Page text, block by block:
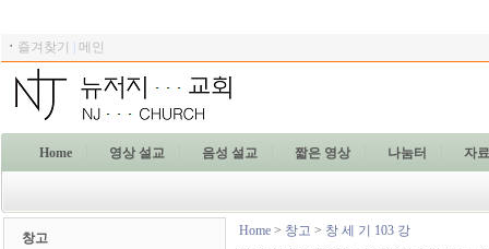
ㆍ 즐겨찾기 메인
Home 영상 설교 음성 설교 짧은 영상 나눔터 자
창고 Home > 창고 > 창 세 기 103 강